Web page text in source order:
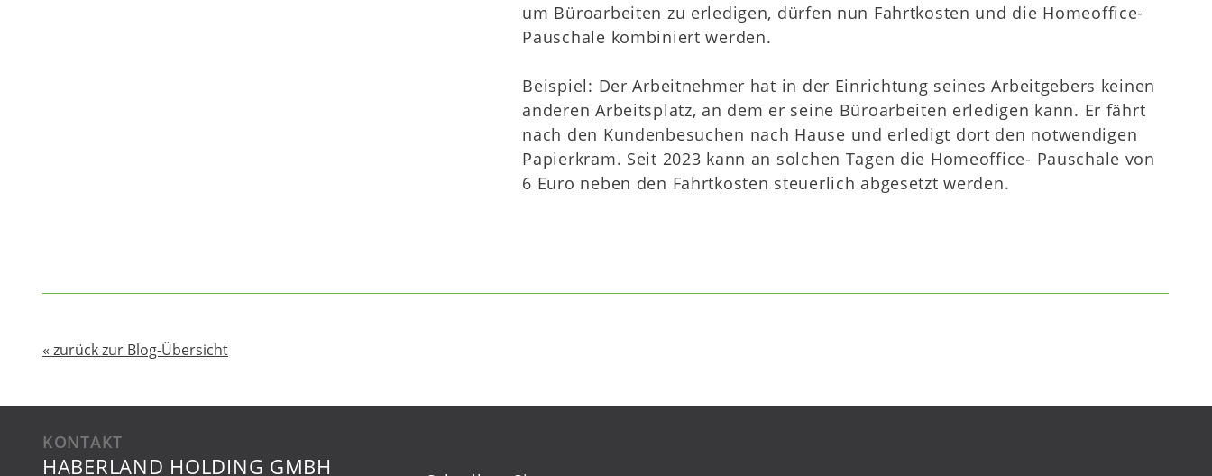
um Büroarbeiten zu erledigen, dürfen nun Fahrtkosten und die Homeoffice-
Pauschale kombiniert werden.
Beispiel: Der Arbeitnehmer hat in der Einrichtung seines Arbeitgebers keinen
anderen Arbeitsplatz, an dem er seine Büroarbeiten erledigen kann. Er fährt
nach den Kundenbesuchen nach Hause und erledigt dort den notwendigen
Papierkram. Seit 2023 kann an solchen Tagen die Homeoffice- Pauschale von
6 Euro neben den Fahrtkosten steuerlich abgesetzt werden.
« zurück zur Blog-Übersicht
KONTAKT
HABERLAND HOLDING GMBH